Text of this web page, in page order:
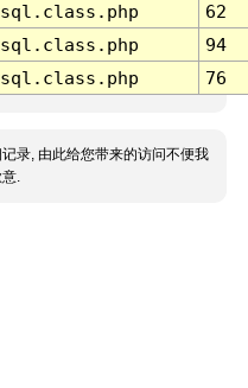
62
94
76
录, 由此给您带来的访问不便我
.